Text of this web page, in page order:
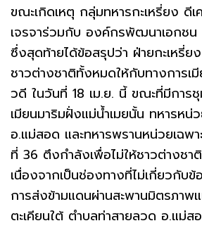
ขณะเกิดเหตุ กลุ่มทหารกะเหรี่ยง ดีเ
เจรจาร่วมกับ องค์กรพัฒนาเอกชน
ซึ่งสุดท้ายได้ข้อสรุปว่า ฝ่ายกะเหรี่ย
ชาวต่างชาติทั้งหมดให้กับทางการเ
วดี ในวันที่ 18 เม.ย. นี้ ขณะที่มีการ
เมียนมาริมฝั่งแม่น้ำเมยนั้น ทหารหน่
อ.แม่สอด และทหารพรานหน่วยเฉพ
ที่ 36 ตึงกำลังเพื่อไม่ให้ชาวต่างชาติ
เนื่องจากเป็นช่องทางที่ไม่เกี่ยวกับ
การส่งข้ามแดนผ่านสะพานมิตรภา
ตะเคียนใต้ ตำบลท่าสายลวด อ.แม่ส